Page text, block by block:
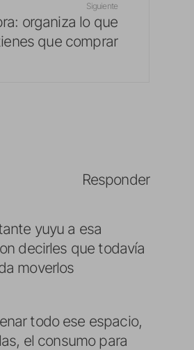
Siguiente
organiza lo que
que comprar
yuyu a esa
decirles que todavía
moverlos
todo ese espacio,
el consumo para
Responder